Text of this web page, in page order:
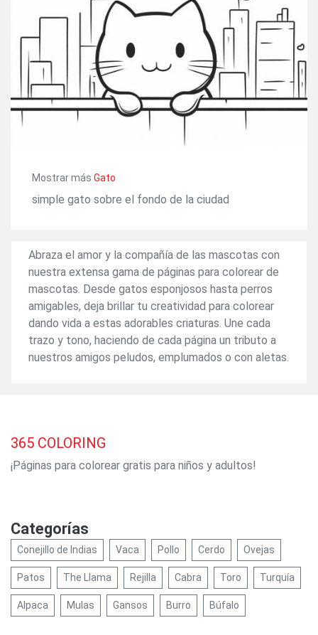
Mostrar más Gato
simple gato sobre el fondo de la ciudad
Abraza el amor y la compañía de las mascotas con
nuestra extensa gama de páginas para colorear de
mascotas. Desde gatos esponjosos hasta perros
amigables, deja brillar tu creatividad para colorear
dando vida a estas adorables criaturas. Une cada
trazo y tono, haciendo de cada página un tributo a
nuestros amigos peludos, emplumados o con aletas.
365 COLORING
¡Páginas para colorear gratis para niños y adultos!
Categorías
Conejillo de Indias Vaca Pollo Cerdo Ovejas
Patos The Llama Rejilla Cabra Toro Turquía
Alpaca Mulas Gansos Burro Búfalo